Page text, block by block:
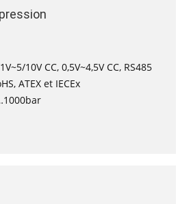
10V CC, 0,5V~4,5V CC, RS485
ATEX et IECEx